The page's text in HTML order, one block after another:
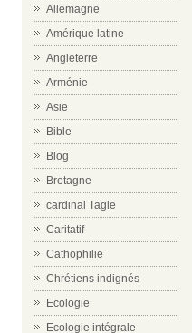
Allemagne
Amérique latine
Angleterre
Arménie
Asie
Bible
Blog
Bretagne
cardinal Tagle
Caritatif
Cathophilie
Chrétiens indignés
Ecologie
Ecologie intégrale